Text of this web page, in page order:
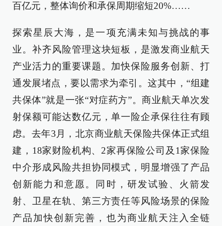
百亿元，整体询价和承保周期缩短20%……
探索星辰大海，是一项充满未知与挑战的事
业。补齐风险管理这块短板，是激发商业航天
产业活力的重要课题。加快保险服务创新、打
通发展堵点，要以需求为牵引。这其中，“组建
共保体”就是一张“对症药方”。商业航天单次发
射保额可能达数亿元，单一险企承保往往有顾
虑。去年3月，北京商业航天保险共保体正式组
建，18家财险机构、2家再保险公司及1家保险
中介形成风险共担协同模式，明显增强了产品
创新能力和意愿。同时，研发试验、火箭发
射、卫星在轨、第三方责任等风险场景的保险
产品加快创新完善，也为商业航天注入全链